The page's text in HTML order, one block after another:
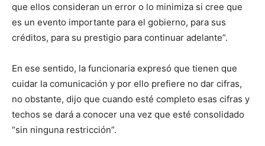
que ellos consideran un error o lo minimiza si cree que
es un evento importante para el gobierno, para sus
créditos, para su prestigio para continuar adelante”.
En ese sentido, la funcionaria expresó que tienen que
cuidar la comunicación y por ello prefiere no dar cifras,
no obstante, dijo que cuando esté completo esas cifras y
techos se dará a conocer una vez que esté consolidado
“sin ninguna restricción”.